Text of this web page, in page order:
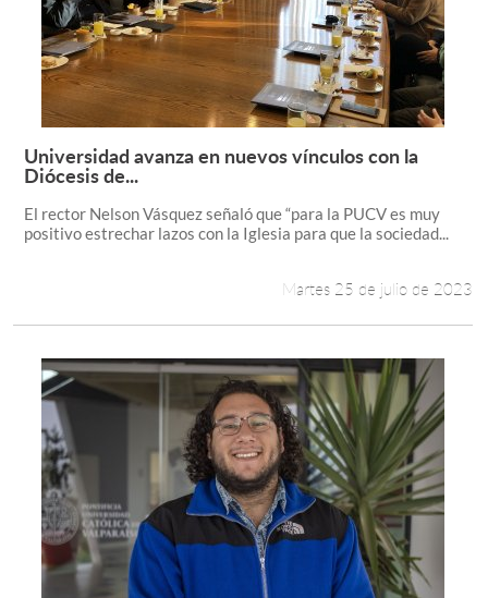
Leer más +
Universidad avanza en nuevos vínculos con la
Diócesis de...
El rector Nelson Vásquez señaló que “para la PUCV es muy
positivo estrechar lazos con la Iglesia para que la sociedad...
Martes 25 de julio de 2023